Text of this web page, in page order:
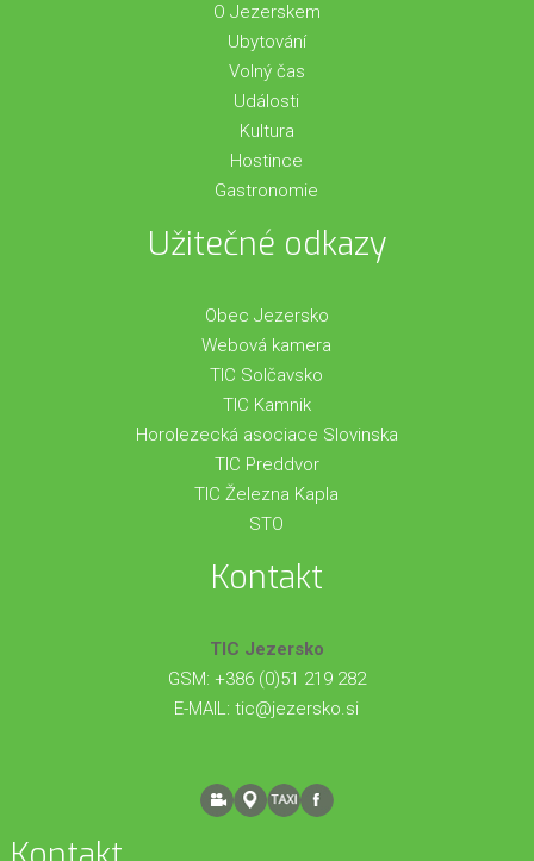
O Jezerskem
Ubytování
Volný čas
Události
Kultura
Hostince
Gastronomie
Užitečné odkazy
Obec Jezersko
Webová kamera
TIC Solčavsko
TIC Kamnik
Horolezecká asociace Slovinska
TIC Preddvor
TIC Železna Kapla
STO
Kontakt
TIC Jezersko
GSM: +386 (0)51 219 282
E-MAIL:tic@jezersko.si